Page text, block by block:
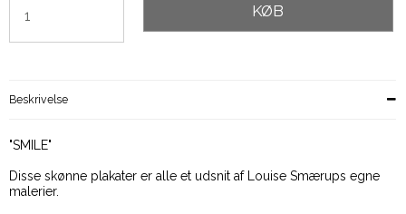
KØB
Beskrivelse
"SMILE"
Disse skønne plakater er alle et udsnit af Louise Smærups egne
malerier.